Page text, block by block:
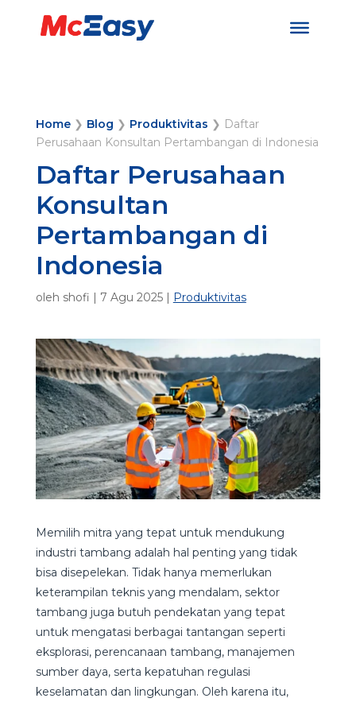
Home❯ Blog ❯ Produktivitas ❯ Daftar
Perusahaan Konsultan Pertambangan di Indonesia
Daftar Perusahaan
Konsultan
Pertambangan di
Indonesia
oleh shofi | 7 Agu 2025| Produktivitas
Memilih mitra yang tepat untuk mendukung
industri tambang adalah hal penting yang tidak
bisa disepelekan. Tidak hanya memerlukan
keterampilan teknis yang mendalam, sektor
tambang juga butuh pendekatan yang tepat
untuk mengatasi berbagai tantangan seperti
eksplorasi, perencanaan tambang, manajemen
sumber daya, serta kepatuhan regulasi
keselamatan dan lingkungan. Oleh karena itu,